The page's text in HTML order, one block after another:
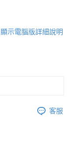
顯示電腦版詳細說明
客服